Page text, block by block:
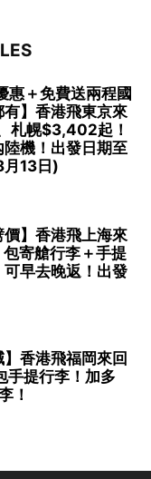
惠＋免費送兩程國
】香港飛東京來
札幌$3,402起！
機！出發日期至
13日)
價】香港飛上海來
寄艙行李＋手提
早去晚返！出發
】香港飛福岡來回
手提行李！加多
！